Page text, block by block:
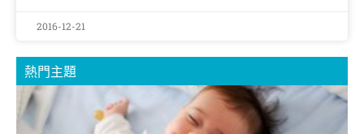
2016-12-21
熱門主題